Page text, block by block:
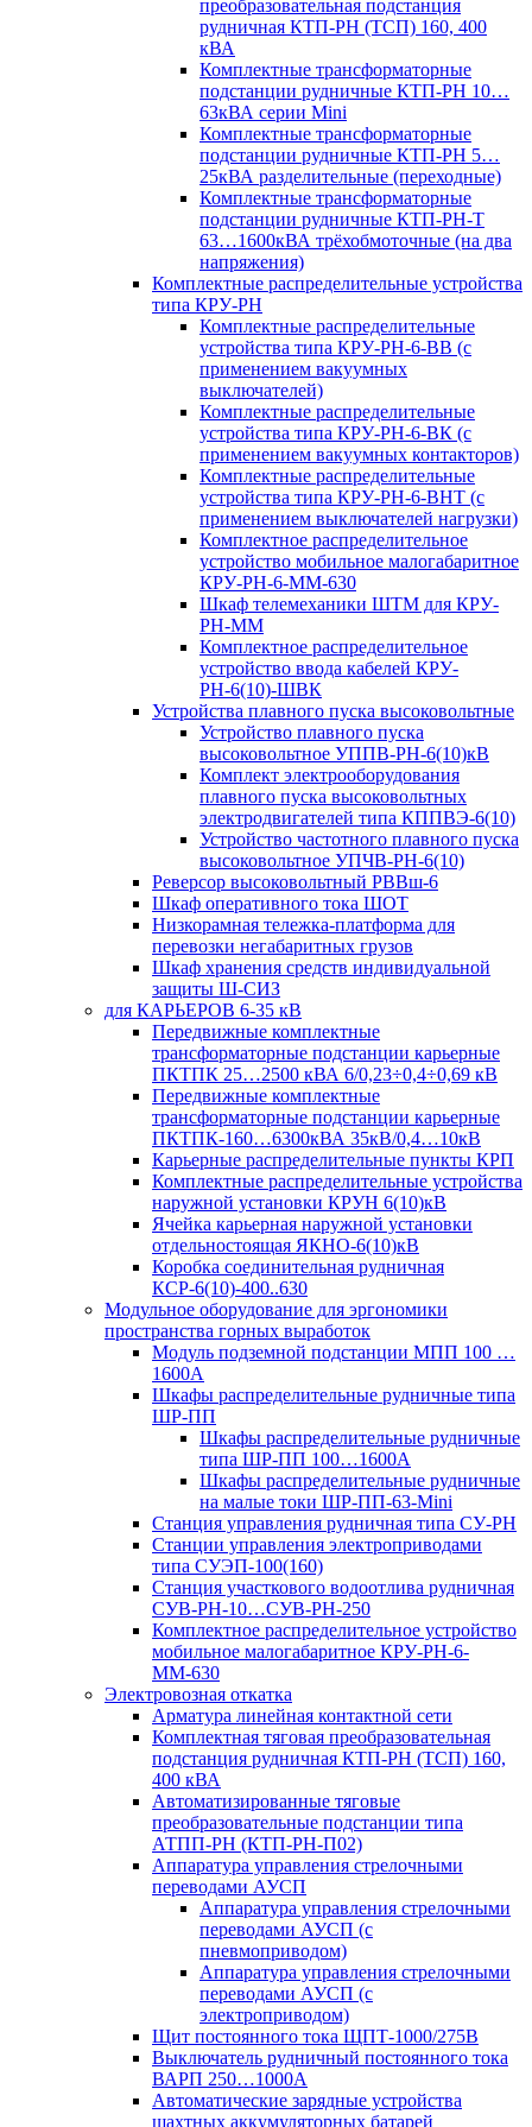
преобразовательная подстанция
рудничная КТП-РН (ТСП) 160, 400
кВА
Комплектные трансформаторные
подстанции рудничные КТП-РН 10…
63кВА серии Mini
Комплектные трансформаторные
подстанции рудничные КТП-РН 5…
25кВА разделительные (переходные)
Комплектные трансформаторные
подстанции рудничные КТП-РН-Т
63…1600кВА трёхобмоточные (на два
напряжения)
Комплектные распределительные устройства
типа КРУ-РН
Комплектные распределительные
устройства типа КРУ-РН-6-ВВ (с
применением вакуумных
выключателей)
Комплектные распределительные
устройства типа КРУ-РН-6-ВК (с
применением вакуумных контакторов)
Комплектные распределительные
устройства типа КРУ-РН-6-ВНТ (с
применением выключателей нагрузки)
Комплектное распределительное
устройство мобильное малогабаритное
КРУ-РН-6-ММ-630
Шкаф телемеханики ШТМ для КРУ-
РН-ММ
Комплектное распределительное
устройство ввода кабелей КРУ-
РН-6(10)-ШВК
Устройства плавного пуска высоковольтные
Устройство плавного пуска
высоковольтное УППВ-РН-6(10)кВ
Комплект электрооборудования
плавного пуска высоковольтных
электродвигателей типа КППВЭ-6(10)
Устройство частотного плавного пуска
высоковольтное УПЧВ-РН-6(10)
Реверсор высоковольтный РВВш-6
Шкаф оперативного тока ШОТ
Низкорамная тележка-платформа для
перевозки негабаритных грузов
Шкаф хранения средств индивидуальной
защиты Ш-СИЗ
для КАРЬЕРОВ 6-35 кВ
Передвижные комплектные
трансформаторные подстанции карьерные
ПКТПК 25…2500 кВА 6/0,23÷0,4÷0,69 кВ
Передвижные комплектные
трансформаторные подстанции карьерные
ПКТПК-160…6300кВА 35кВ/0,4…10кВ
Карьерные распределительные пункты КРП
Комплектные распределительные устройства
наружной установки КРУН 6(10)кВ
Ячейка карьерная наружной установки
отдельностоящая ЯКНО-6(10)кВ
Коробка соединительная рудничная
КСР-6(10)-400..630
Модульное оборудование для эргономики
пространства горных выработок
Модуль подземной подстанции МПП 100 …
1600А
Шкафы распределительные рудничные типа
ШР-ПП
Шкафы распределительные рудничные
типа ШР-ПП 100…1600А
Шкафы распределительные рудничные
на малые токи ШР-ПП-63-Mini
Станция управления рудничная типа СУ-РН
Станции управления электроприводами
типа СУЭП-100(160)
Станция участкового водоотлива рудничная
СУВ-РН-10…СУВ-РН-250
Комплектное распределительное устройство
мобильное малогабаритное КРУ-РН-6-
ММ-630
Электровозная откатка
Арматура линейная контактной сети
Комплектная тяговая преобразовательная
подстанция рудничная КТП-РН (ТСП) 160,
400 кВА
Автоматизированные тяговые
преобразовательные подстанции типа
АТПП-РН (КТП-РН-П02)
Аппаратура управления стрелочными
переводами АУСП
Аппаратура управления стрелочными
переводами АУСП (с
пневмоприводом)
Аппаратура управления стрелочными
переводами АУСП (с
электроприводом)
Щит постоянного тока ЩПТ-1000/275В
Выключатель рудничный постоянного тока
ВАРП 250…1000А
Автоматические зарядные устройства
шахтных аккумуляторных батарей